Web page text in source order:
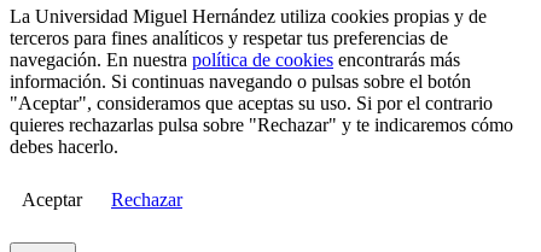
La Universidad Miguel Hernández utiliza cookies propias y de
terceros para fines analíticos y respetar tus preferencias de
navegación. En nuestra política de cookies encontrarás más
información. Si continuas navegando o pulsas sobre el botón
"Aceptar", consideramos que aceptas su uso. Si por el contrario
quieres rechazarlas pulsa sobre "Rechazar" y te indicaremos cómo
debes hacerlo.
Aceptar Rechazar